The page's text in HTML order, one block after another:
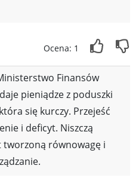
Ocena: 1
Finansów
pieniądze z poduszki
się kurczy. Przejeść
i deficyt. Niszczą
tworzoną równowagę i